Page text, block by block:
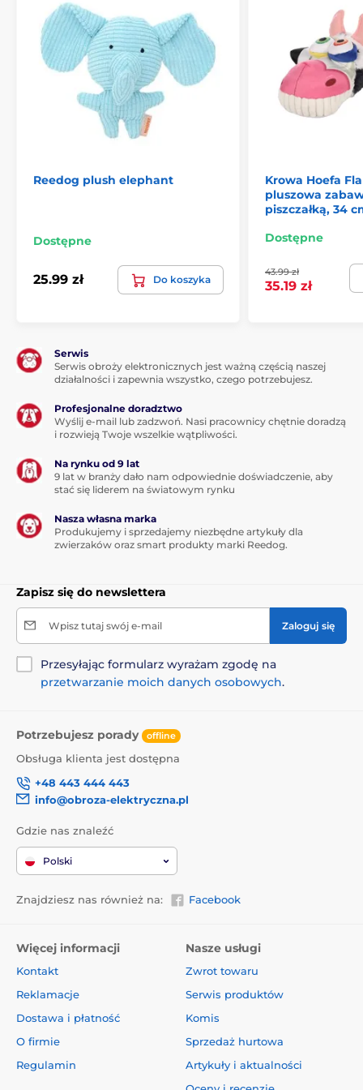
Reedog plush elephant
Dostępne
25.99 zł Do koszyka
Krowa Hoefa
pluszowa
piszczałką, 34
Dostępne
43.99 zł
35.19 zł
Serwis
Serwis obroży elektronicznych jest ważną częścią naszej
działalności i zapewnia wszystko, czego potrzebujesz.
Profesjonalne doradztwo
Wyślij e-mail lub zadzwoń. Nasi pracownicy chętnie doradzą
i rozwieją Twoje wszelkie wątpliwości.
Na rynku od 9 lat
9 lat w branży dało nam odpowiednie doświadczenie, aby
stać się liderem na światowym rynku
Nasza własna marka
Produkujemy i sprzedajemy niezbędne artykuły dla
zwierzaków oraz smart produkty marki Reedog.
Zapisz się do newslettera
Wpisz tutaj swój e-mail Zaloguj się
Przesyłając formularz wyrażam zgodę na
przetwarzanie moich danych osobowych.
Potrzebujesz porady offline
Obsługa klienta jest dostępna
+48 443 444 443
info@obroza-elektryczna.pl
Gdzie nas znaleźć
Polski
Znajdziesz nas również na: Facebook
Więcej informacji
Kontakt
Reklamacje
Dostawa i płatność
O firmie
Regulamin
Nasze usługi
Zwrot towaru
Serwis produktów
Komis
Sprzedaż hurtowa
Artykuły i aktualności